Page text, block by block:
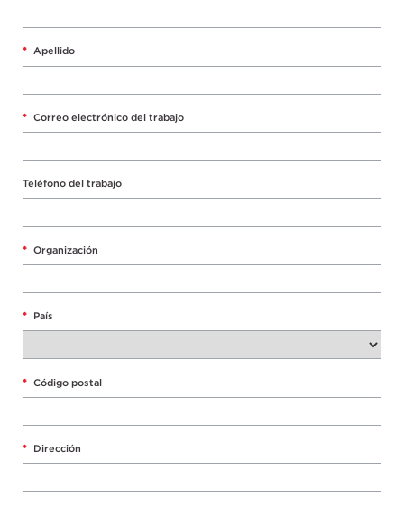
* Apellido
* Correo electrónico del trabajo
Teléfono del trabajo
* Organización
* País
* Código postal
* Dirección